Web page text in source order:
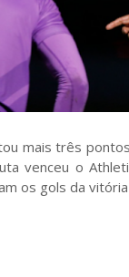
mais três
venceu o
os gols da